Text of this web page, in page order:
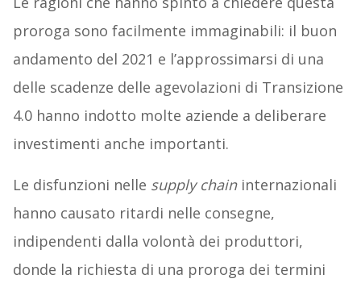
proroga sono facilmente immaginabili: il buon
andamento del 2021 e l’approssimarsi di una
delle scadenze delle agevolazioni di Transizione
4.0 hanno indotto molte aziende a deliberare
investimenti anche importanti.
Le disfunzioni nelle supply chaininternazionali
hanno causato ritardi nelle consegne,
indipendenti dalla volontà dei produttori,
donde la richiesta di una proroga dei termini